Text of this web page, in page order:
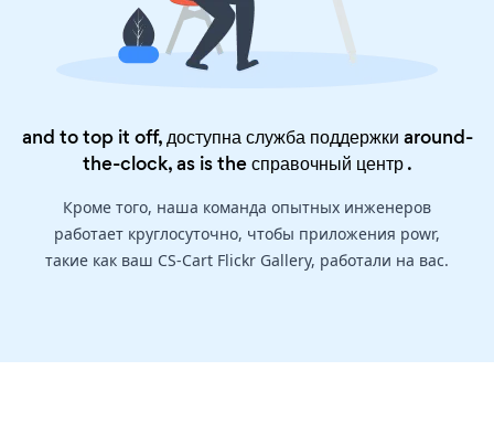
and to top it off, доступна служба поддержки around-
the-clock, as is theсправочный центр.
Кроме того, наша команда опытных инженеров
работает круглосуточно, чтобы приложения powr,
такие как ваш CS-Cart Flickr Gallery, работали на вас.